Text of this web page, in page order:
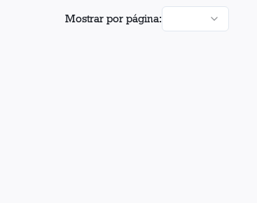
Mostrar por página: